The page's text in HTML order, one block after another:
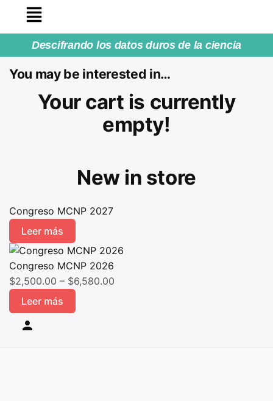
Descifrando los datos duros de la ciencia
You may be interested in…
Your cart is currently
empty!
New in store
Congreso MCNP 2027
Leer más
Congreso MCNP 2026
$2,500.00 – $6,580.00
Leer más